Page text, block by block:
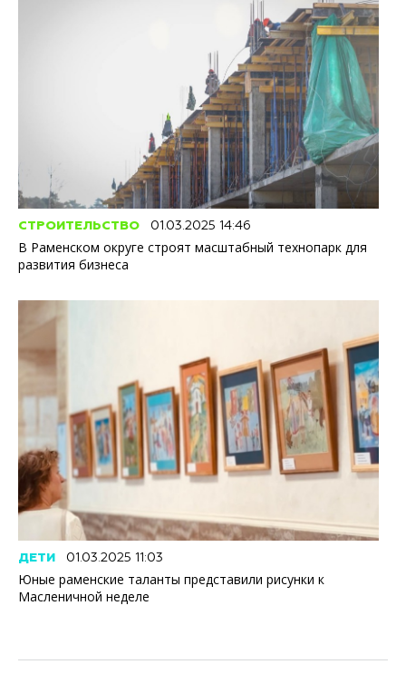
СТРОИТЕЛЬСТВО 01.03.2025 14:46
В Раменском округе строят масштабный технопарк для
развития бизнеса
ДЕТИ 01.03.2025 11:03
Юные раменские таланты представили рисунки к
Масленичной неделе